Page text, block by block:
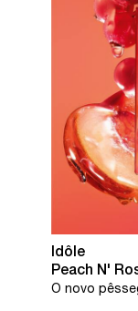
Idôle
Peach N'
O novo